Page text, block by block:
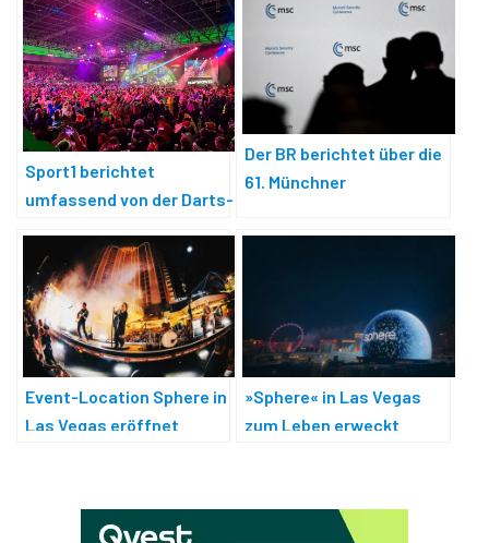
Sport1 berichtet
umfassend von der Darts-
Der BR berichtet über die
61. Münchner
Event-Location Sphere in
Las Vegas eröffnet
»Sphere« in Las Vegas
zum Leben erweckt